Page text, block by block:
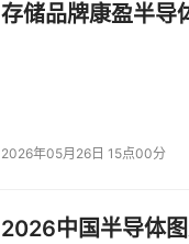
存储品牌康盈半导
2026年05月26日 15点00分
2026中国半导体